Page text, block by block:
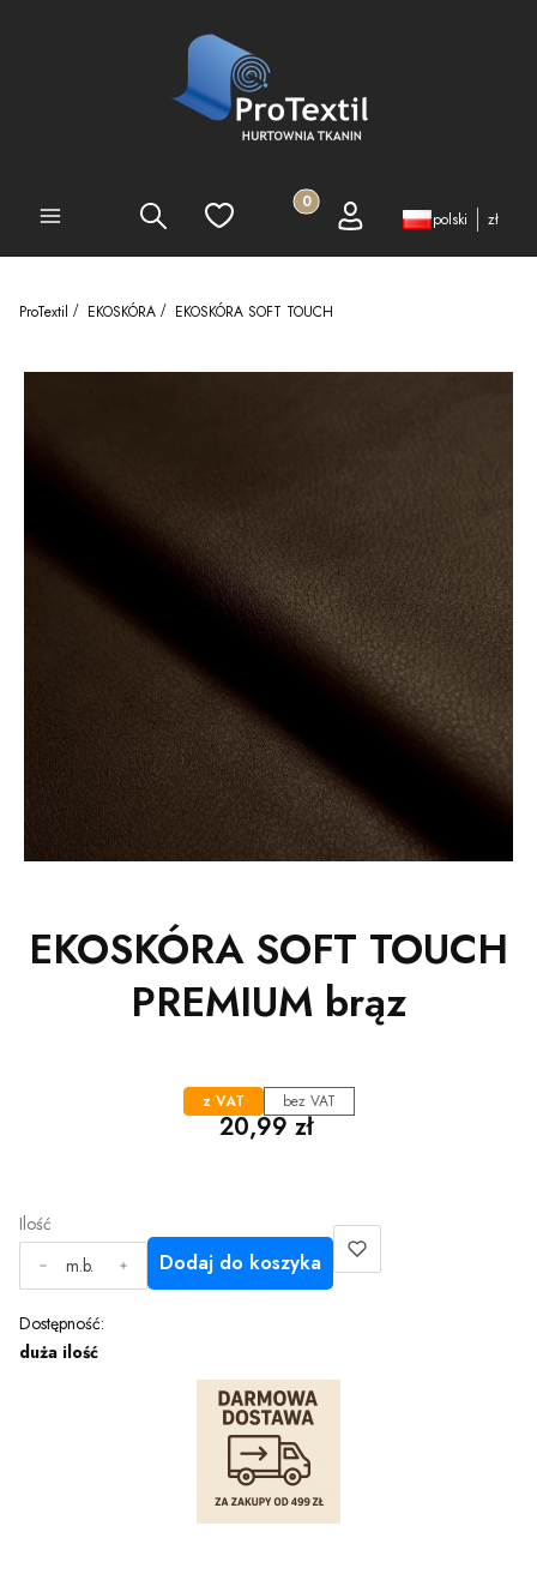
PEŁNA OFERTA Szukaj Ulubione Produkty w koszyku: 0. Zobacz
Koszyk Zaloguj się polski zł
ProTextil EKOSKÓRA EKOSKÓRA SOFT TOUCH
EKOSKÓRA SOFT TOUCH
PREMIUM brąz
z VAT bez VAT
Cena
20,99 zł
Ilość
m.b.
Dodaj do koszyka
Dostępność:
duża ilość